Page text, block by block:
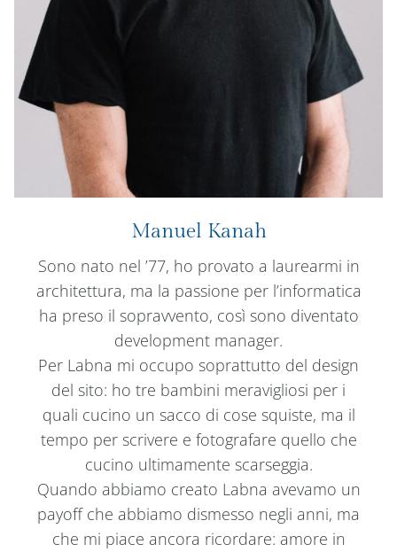
Manuel Kanah
Sono nato nel ’77, ho provato a laurearmi in
architettura, ma la passione per l’informatica
ha preso il sopravvento, così sono diventato
development manager.
Per Labna mi occupo soprattutto del design
del sito: ho tre bambini meravigliosi per i
quali cucino un sacco di cose squiste, ma il
tempo per scrivere e fotografare quello che
cucino ultimamente scarseggia.
Quando abbiamo creato Labna avevamo un
payoff che abbiamo dismesso negli anni, ma
che mi piace ancora ricordare: amore in